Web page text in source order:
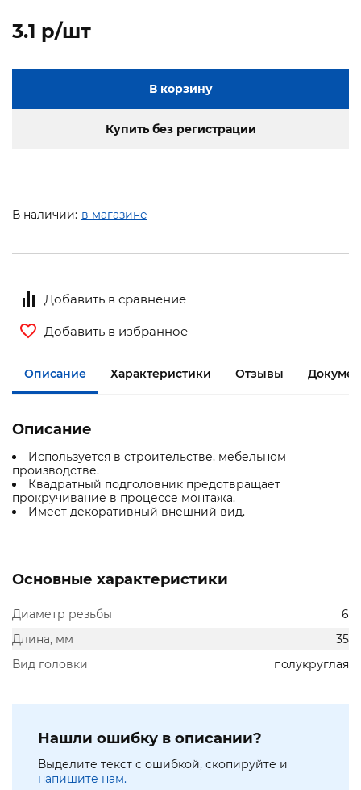
3.1 p/шт
В корзину
Купить без регистрации
В наличии: в магазине
Добавить в сравнение
Добавить в избранное
Описание Характеристики Отзывы
Описание
Используется в строительстве, мебельном
производстве.
Квадратный подголовник предотвращает
прокручивание в процессе монтажа.
Имеет декоративный внешний вид.
Основные характеристики
Диаметр резьбы
6
Длина, мм
35
Вид головки
полукруглая
Нашли ошибку в описании?
Выделите текст с ошибкой, скопируйте и
напишите нам.